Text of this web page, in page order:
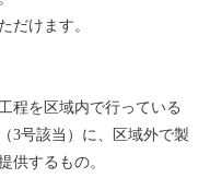
だけます。
程を区域内で行っている
3号該当）に、区域外で製
供するもの。